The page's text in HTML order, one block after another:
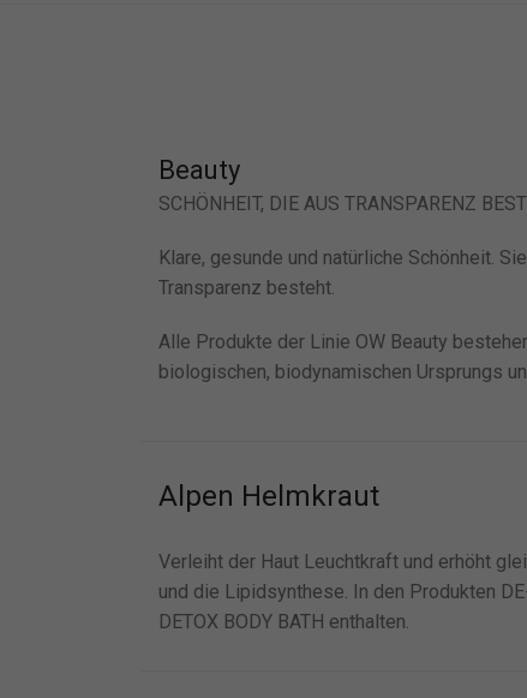
Beauty
SCHÖNHEIT, DIE AUS TRANSPARENZ
Klare, gesunde und natürliche Schönheit.
Transparenz besteht.
Alle Produkte der Linie OW Beauty
biologischen, biodynamischen Ursprungs
Alpen Helmkraut
Verleiht der Haut Leuchtkraft und erhöht
und die Lipidsynthese. In den Produkten
DETOX BODY BATH enthalten.